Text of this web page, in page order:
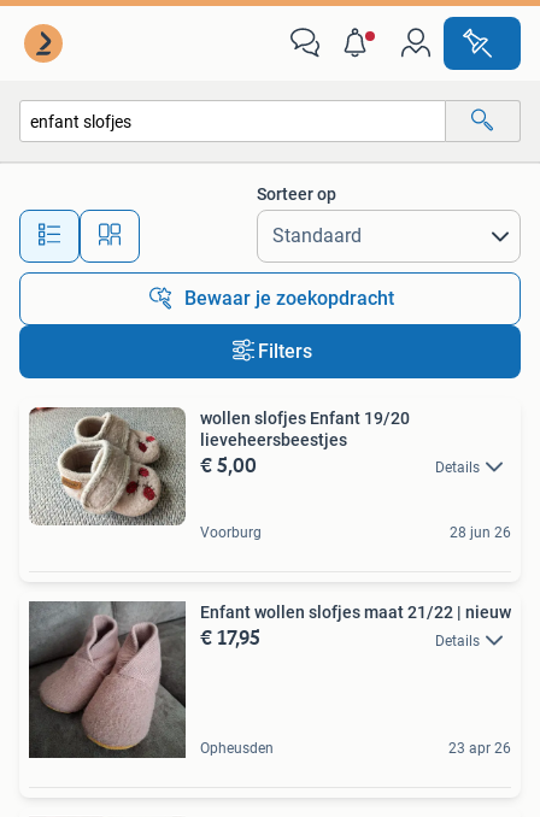
Alle afstanden…
Sorteer op
Bewaar je zoekopdracht
Filters
wollen slofjes Enfant 19/20
lieveheersbeestjes
€ 5,00 Details
Voorburg 28 jun 26
Enfant wollen slofjes maat 21/22 | nieuw
€ 17,95 Details
Opheusden 23 apr 26